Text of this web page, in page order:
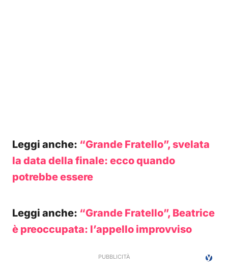
Leggi anche: “Grande Fratello”, svelata
la data della finale: ecco quando
potrebbe essere
Leggi anche: “Grande Fratello”, Beatrice
è preoccupata: l’appello improvviso